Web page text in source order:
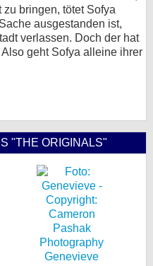
bringen, tötet Sofya
ausgestanden ist,
verlassen. Doch der hat
geht Sofya alleine ihrer
"THE ORIGINALS"
Genevieve